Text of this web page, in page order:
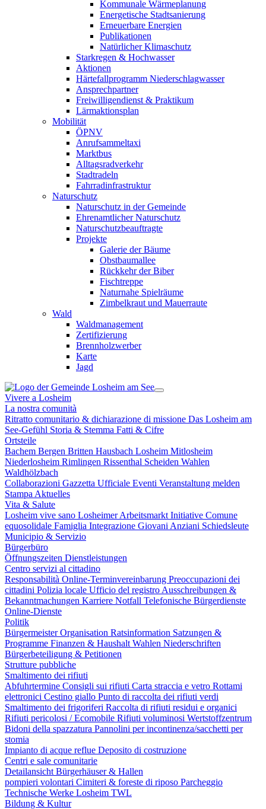
Kommunale Wärmeplanung
Energetische Stadtsanierung
Erneuerbare Energien
Publikationen
Natürlicher Klimaschutz
Starkregen & Hochwasser
Aktionen
Härtefallprogramm Niederschlagwasser
Ansprechpartner
Freiwilligendienst & Praktikum
Lärmaktionsplan
Mobilität
ÖPNV
Anrufsammeltaxi
Marktbus
Alltagsradverkehr
Stadtradeln
Fahrradinfrastruktur
Naturschutz
Naturschutz in der Gemeinde
Ehrenamtlicher Naturschutz
Naturschutzbeauftragte
Projekte
Galerie der Bäume
Obstbaumallee
Rückkehr der Biber
Fischtreppe
Naturnahe Spielräume
Zimbelkraut und Mauerraute
Wald
Waldmanagement
Zertifizierung
Brennholzwerber
Karte
Jagd
Vivere a Losheim
La nostra comunità
Ritratto comunitario & dichiarazione di missione Das Losheim am
See-Gefühl Storia & Stemma Fatti & Cifre
Ortsteile
Bachem Bergen Britten Hausbach Losheim Mitlosheim
Niederlosheim Rimlingen Rissenthal Scheiden Wahlen
Waldhölzbach
Collaborazioni Gazzetta Ufficiale Eventi Veranstaltung melden
Stampa Aktuelles
Vita & Salute
Losheim vive sano Losheimer Arbeitsmarkt Initiative Comune
equosolidale Famiglia Integrazione Giovani Anziani Schiedsleute
Municipio & Servizio
Bürgerbüro
Öffnungszeiten Dienstleistungen
Centro servizi al cittadino
Responsabilità Online-Terminvereinbarung Preoccupazioni dei
cittadini Polizia locale Ufficio del registro Ausschreibungen &
Bekanntmachungen Karriere Notfall Telefonische Bürgerdienste
Online-Dienste
Politik
BürgermeisterOrganisation Ratsinformation Satzungen &
Programme Finanzen & Haushalt Wahlen Niederschriften
Bürgerbeteiligung & Petitionen
Strutture pubbliche
Smaltimento dei rifiuti
Abfuhrtermine Consigli sui rifiuti Carta straccia e vetro Rottami
elettronici Cestino giallo Punto di raccolta dei rifiuti verdi
Smaltimento dei frigoriferi Raccolta di rifiuti residui e organici
Rifiuti pericolosi / Ecomobile Rifiuti voluminosi Wertstoffzentrum
Bidoni della spazzatura Pannolini per incontinenza/sacchetti per
stomia
Impianto di acque reflue Deposito di costruzione
Centri e sale comunitarie
Detailansicht Bürgerhäuser & Hallen
pompieri volontari Cimiteri & foreste di riposo Parcheggio
Technische Werke Losheim TWL
Bildung & Kultur